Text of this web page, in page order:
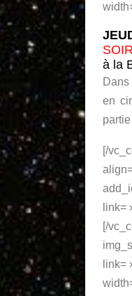
à la
en
partie
[/
link=
[/
link=